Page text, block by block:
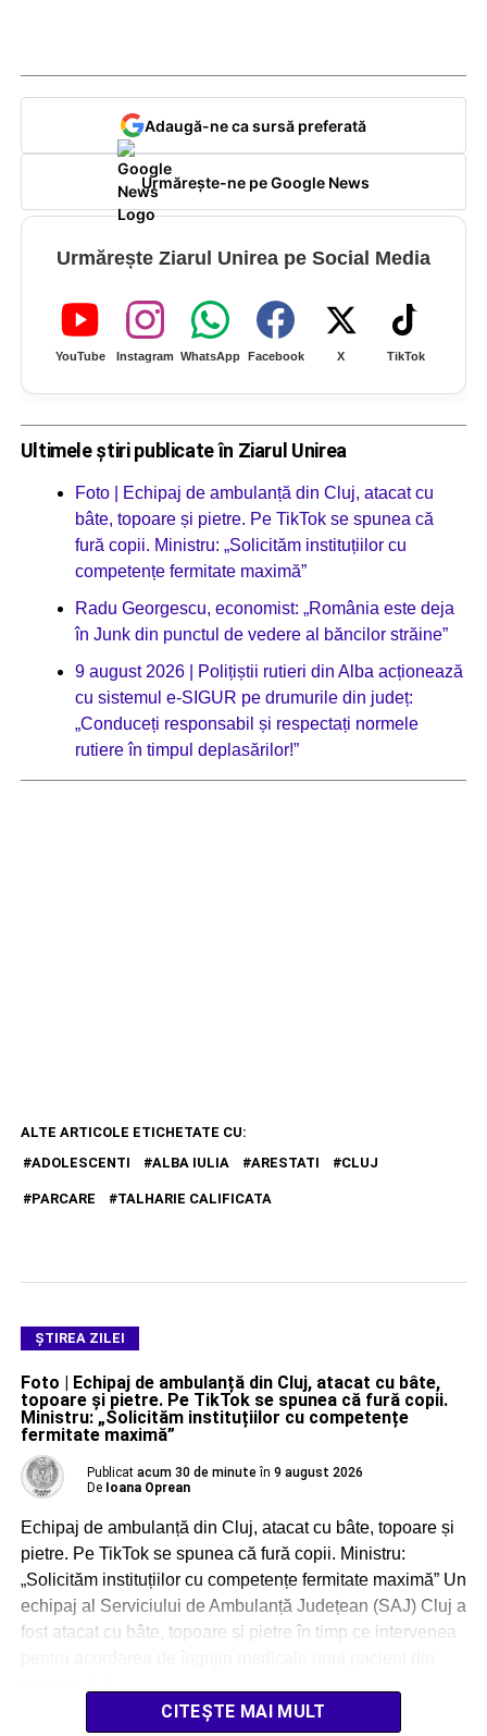
Adaugă-ne ca sursă preferată
Urmărește-ne pe Google News
Urmărește Ziarul Unirea pe Social Media
YouTube Instagram WhatsApp Facebook X TikTok
Ultimele știri publicate în Ziarul Unirea
Foto | Echipaj de ambulanță din Cluj, atacat cu
bâte, topoare și pietre. Pe TikTok se spunea că
fură copii. Ministru: „Solicităm instituțiilor cu
competențe fermitate maximă”
Radu Georgescu, economist: „România este deja
în Junk din punctul de vedere al băncilor străine”
9 august 2026 | Polițiștii rutieri din Alba acționează
cu sistemul e-SIGUR pe drumurile din județ:
„Conduceți responsabil și respectați normele
rutiere în timpul deplasărilor!”
ALTE ARTICOLE ETICHETATE CU:
ADOLESCENTI
ALBA IULIA ARESTATI CLUJ
PARCARE TALHARIE CALIFICATA
ŞTIREA ZILEI
Foto | Echipaj de ambulanță din Cluj, atacat cu bâte,
topoare și pietre. Pe TikTok se spunea că fură copii.
Ministru: „Solicităm instituțiilor cu competențe
fermitate maximă”
Publicat acum 30 de minute în 9 august 2026
De Ioana Oprean
Echipaj de ambulanță din Cluj, atacat cu bâte, topoare și
pietre. Pe TikTok se spunea că fură copii. Ministru:
„Solicităm instituțiilor cu competențe fermitate maximă” Un
echipaj al Serviciului de Ambulanță Județean (SAJ) Cluj a
fost atacat cu bâte, topoare și pietre în timp ce intervenea
CITEȘTE MAI MULT